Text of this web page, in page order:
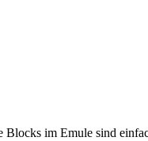
Blocks im Emule sind